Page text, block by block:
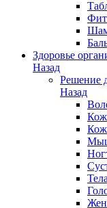
Здоровье
Назад
Решение
Назад
Тела